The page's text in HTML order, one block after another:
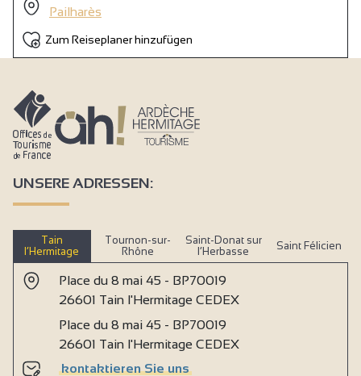
Gemeinsame Waschmaschine
Kamin / Holzofen
Holz griffbereit
WIFI-Zugang
Dusche
2 Badezimmer (privat)
Pailharès
Zum Reiseplaner hinzufügen
UNSERE ADRESSEN:
Tain
l’Hermitage
Tournon-sur-
Rhône
Saint-Donat sur
l’Herbasse
Saint Félicien
Place du 8 mai 45 - BP70019
26601 Tain l'Hermitage CEDEX
Place du 8 mai 45 - BP70019
26601 Tain l'Hermitage CEDEX
kontaktieren Sie uns